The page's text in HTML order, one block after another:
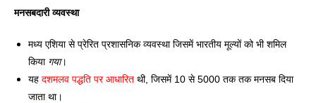
मनसबदारी व्यवस्था
मध्य एशिया से प्रेरित प्रशासनिक व्यवस्था जिसमें भारतीय मूल्यों को भी शमिल
किया गया।
यह दशमलव पद्धति पर आधारित थी, जिसमें 10 से 5000 तक तक मनसब दिया
जाता था।